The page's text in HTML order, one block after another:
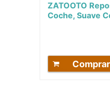
ZATOOTO
Coche, Suave
Cervical